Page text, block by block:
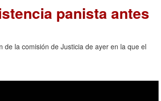
panista antes
la comisión de Justicia de ayer en la que el